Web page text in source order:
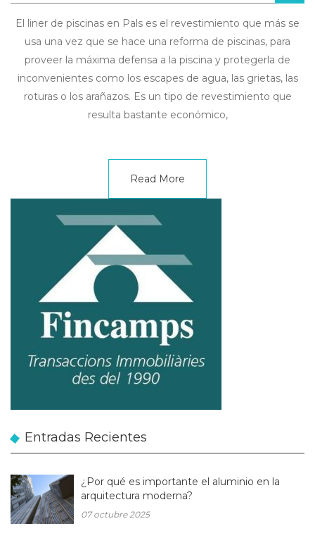
El liner de piscinas en Pals es el revestimiento que más se
usa una vez que se hace una reforma de piscinas, para
proveer la máxima defensa a la piscina y protegerla de
inconvenientes como los escapes de agua, las grietas, las
roturas o los arañazos. Es un tipo de revestimiento que
resulta bastante económico,
Read More
Entradas Recientes
¿Por qué es importante el aluminio en la
arquitectura moderna?
07 octubre 2025